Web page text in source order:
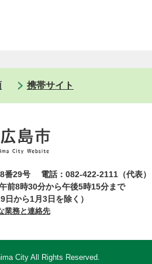
携帯サイト
番29号
電話：082-422-2111（代表）
前8時30分から午後5時15分まで
日から1月3日を除く）
業務と連絡先
City All Rights Reserved.